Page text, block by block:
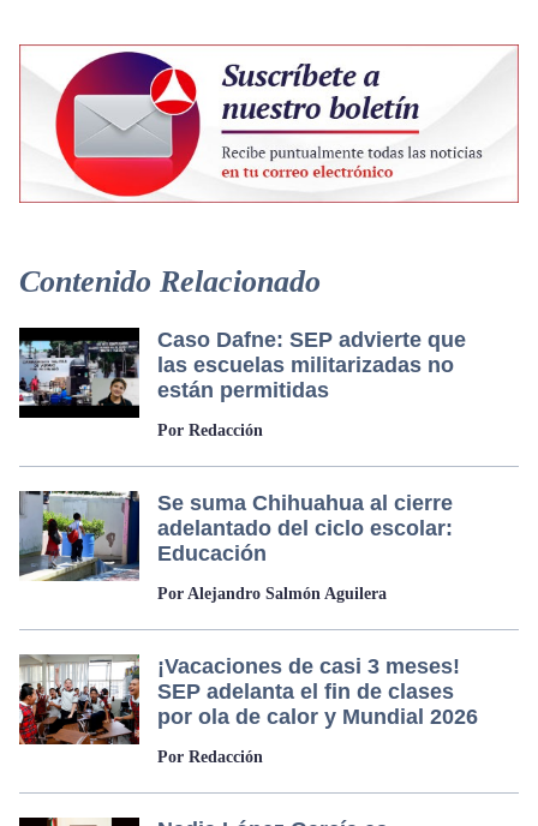
Contenido Relacionado
Caso Dafne: SEP advierte que
las escuelas militarizadas no
están permitidas
Por Redacción
Se suma Chihuahua al cierre
adelantado del ciclo escolar:
Educación
Por Alejandro Salmón Aguilera
¡Vacaciones de casi 3 meses!
SEP adelanta el fin de clases
por ola de calor y Mundial 2026
Por Redacción